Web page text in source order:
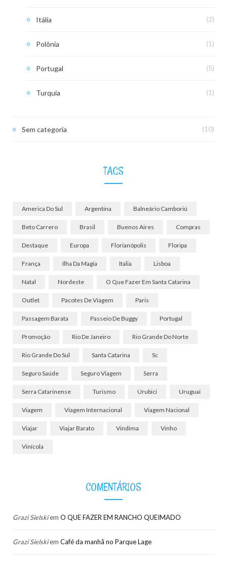
Itália (2)
Polônia (1)
Portugal (5)
Turquia (1)
Sem categoria (10)
TAGS
America Do Sul Argentina Balneário Camboriú
Beto Carrero Brasil Buenos Aires Compras
Destaque Europa Florianópolis Floripa
França Ilha Da Magia Italia Lisboa
Natal Nordeste O Que Fazer Em Santa Catarina
Outlet Pacotes De Viagem Paris
Passagem Barata Passeio De Buggy Portugal
Promoção Rio De Janeiro Rio Grande Do Norte
Rio Grande Do Sul Santa Catarina Sc
Seguro Saúde Seguro Viagem Serra
Serra Catarinense Turismo Urubici Uruguai
Viagem Viagem Internacional Viagem Nacional
Viajar Viajar Barato Vindima Vinho
Vinícola
COMENTÁRIOS
Grazi Sielskiem O QUE FAZER EM RANCHO QUEIMADO
Grazi Sielskiem Café da manhã no Parque Lage